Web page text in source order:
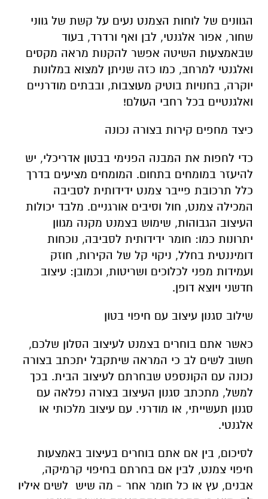
הגוונים של לוחות הצמנט נעים על קשת של גווני
שחור, אפור אלגנטי, לבן ואף ורדרד, בעוד
שבאמצעות השיטה אפשר להקנות מראה מקסים
ואלגנטי למרחב, כמו כזה שניתן למצוא במלונות
יוקרה, בחנויות בוטיק מעוצבות, ובבתים מודרניים
ואלגנטיים בכל רחבי העולם!
כיצד מחפים קירות בצורה נכונה
כדי לחפות את המבנה הפנימי בבטון אדריכלי, יש
להיעזר במומחים בתחום. המומחים מציעים בדרך
כלל תרכובת פייבר צמנט ידידותית לסביבה
המכילה צמנט, חול וסיבים אורגניים. מלבד יכולות
העיצוב הגבוהות, שימוש בצמנט מקנה מגוון
יתרונות כמו: חומר ידידותית לסביבה, נוכחות
דומיננטית בחלל, ניקוי קל של הקירות, חוזק
ועמידות מפני לכלוכים ושריטות, וכמובן: עיצוב
חדשני ויוצא דופן.
שילוב סגנון עיצוב עם חיפוי בטון
כאשר אתם בוחרים בצמנט לעיצוב הסלון שלכם,
חשוב לשים לב כי המראה שיתקבל יתכתב בצורה
נכונה עם הקונספט שבחרתם לעיצוב הבית. בכך
למשל, מתכתב סגנון העיצוב בצורה נפלאה עם
סגנון תעשייתי, או מודרני. עם עיצוב מלכותי או
אלגנטי.
לסיכום, בין אם אתם בוחרים בעיצוב באמצעות
חיפוי צמנט, לבין אם בחרתם בחיפוי קרמיקה,
אבנים, עץ או כל חומר אחר - מה שיש לשים איליו